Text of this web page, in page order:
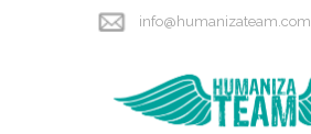
info@humanizateam.com